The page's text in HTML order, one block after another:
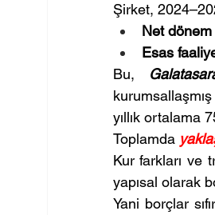
Şirket,
Net dönem
Esas
Bu,
yıllık ortalama
Toplamda
Kur farkları ve
yapısal olarak
Yani borçlar